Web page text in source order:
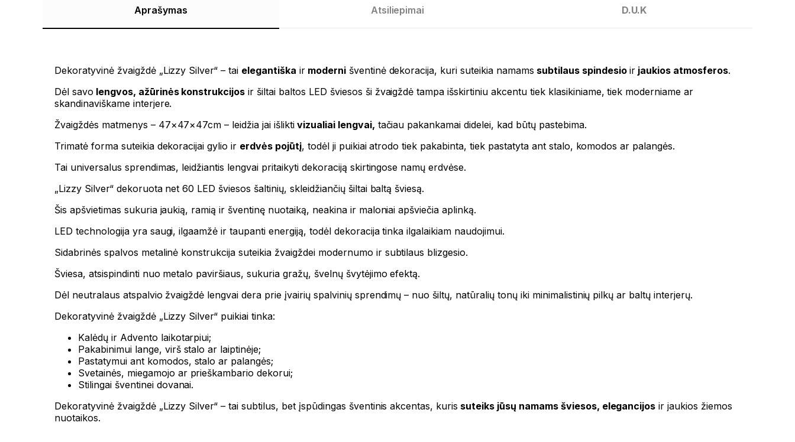
Aprašymas Atsiliepimai D.U.K
Dekoratyvinė žvaigždė „Lizzy Silver“ – tai elegantiška irmodernišventinė dekoracija, kuri suteikia namams subtilaus spindesioir jaukios atmosferos.
Dėl savo lengvos, ažūrinės konstrukcijos ir šiltai baltos LED šviesos ši žvaigždė tampa išskirtiniu akcentu tiek klasikiniame, tiek moderniame ar
skandinaviškame interjere.
Žvaigždės matmenys – 47×47×47cm – leidžia jai išliktivizualiai lengvai, tačiau pakankamai didelei, kad būtų pastebima.
Trimatė forma suteikia dekoracijai gylio ir erdvės pojūtį, todėl ji puikiai atrodo tiek pakabinta, tiek pastatyta ant stalo, komodos ar palangės.
Tai universalus sprendimas, leidžiantis lengvai pritaikyti dekoraciją skirtingose namų erdvėse.
„Lizzy Silver“ dekoruota net 60 LED šviesos šaltinių, skleidžiančių šiltai baltą šviesą.
Šis apšvietimas sukuria jaukią, ramią ir šventinę nuotaiką, neakina ir maloniai apšviečia aplinką.
LED technologija yra saugi, ilgaamžė ir taupanti energiją, todėl dekoracija tinka ilgalaikiam naudojimui.
Sidabrinės spalvos metalinė konstrukcija suteikia žvaigždei modernumo ir subtilaus blizgesio.
Šviesa, atsispindinti nuo metalo paviršiaus, sukuria gražų, švelnų švytėjimo efektą.
Dėl neutralaus atspalvio žvaigždė lengvai dera prie įvairių spalvinių sprendimų – nuo šiltų, natūralių tonų iki minimalistinių pilkų ar baltų interjerų.
Dekoratyvinė žvaigždė „Lizzy Silver“ puikiai tinka:
Kalėdų ir Advento laikotarpiui;
Pakabinimui lange, virš stalo ar laiptinėje;
Pastatymui ant komodos, stalo ar palangės;
Svetainės, miegamojo ar prieškambario dekorui;
Stilingai šventinei dovanai.
Dekoratyvinė žvaigždė „Lizzy Silver“ – tai subtilus, bet įspūdingas šventinis akcentas, kuris suteiks jūsų namams šviesos, elegancijos ir jaukios žiemos
nuotaikos.